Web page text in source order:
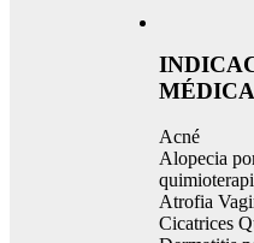
Acné
Alopecia
Atrofia
Cicatrices